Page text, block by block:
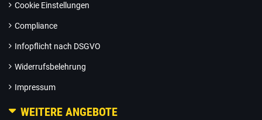
Cookie Einstellungen
Compliance
Infopflicht nach DSGVO
Widerrufsbelehrung
Impressum
WEITERE ANGEBOTE